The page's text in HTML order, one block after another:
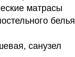
матрасы
белья
санузел